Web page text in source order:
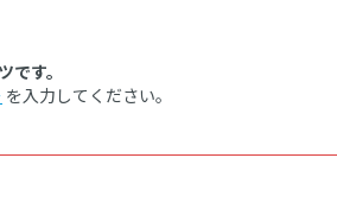
す。
を入力してください。